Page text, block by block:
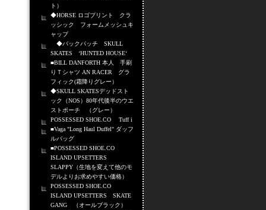
ト）
◆HORSE ロゴプリント クラ
ッシック フォームメッシュキ
ャップ
◆バックパッチ SKULL
SKATES ‘HUNTED HOUSE‘
■BILL DANFORTH 本人 手刷
りＴシャツ AN RACER グラ
フィック(霜降りグレー）
◆SKULL SKATESデッドスト
ック（NOS）80年代後半のウエ
ストポーチ （グレー）
POSSESSED SHOE.CO Tuff i
■Vaga "Long Haul Duffel" ダッフ
ルバッグ
■POSSESSED SHOE.CO
ISLAND UPSETTERS
SLAPPY（生地を変えて他のモ
デルよりお求めやすい価格）
POSSESSED SHOE.CO
ISLAND UPSETTERS SKATE
GANG （オールブラック）